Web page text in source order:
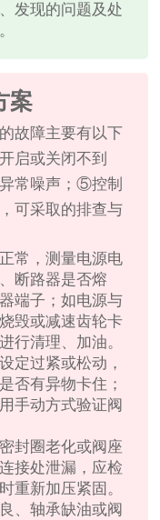
发现的问题及处
案
故障主要有以下
启或关闭不到
常噪声；⑤控制
可采取的排查与
常，测量电源电
断路器是否熔
端子；如电源与
毁或减速齿轮卡
行清理、加油。
定过紧或松动，
否有异物卡住；
手动方式验证阀
封圈老化或阀座
接处泄漏，应检
重新加压紧固。
、轴承缺油或阀